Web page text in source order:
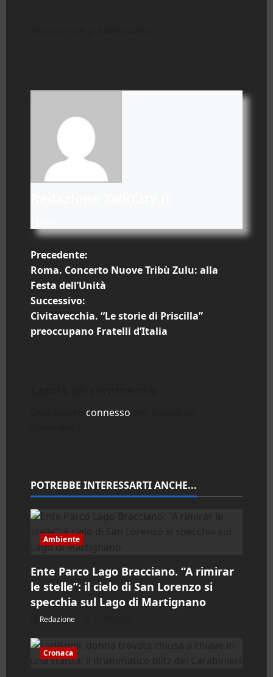
N
a
v
i
n
e
a
r
t
c
Precedente:
Roma. Concerto Nuove Tribù Zulu: alla
Festa dell’Unità
Successivo:
Civitavecchia. “Le storie di Priscilla”
preoccupano Fratelli d’Italia
connesso
POTREBBE INTERESSARTI ANCHE...
Ambiente
Ente Parco Lago Bracciano. “A rimirar
le stelle”: il cielo di San Lorenzo si
specchia sul Lago di Martignano
Redazione
Cronaca